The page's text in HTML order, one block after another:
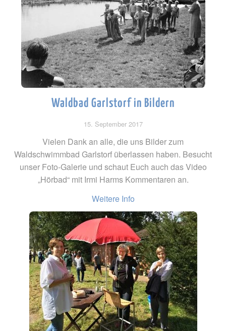
Waldbad Garlstorf in Bildern
15. September 2017
Vielen Dank an alle, die uns Bilder zum
Waldschwimmbad Garlstorf überlassen haben. Besucht
unser Foto-Galerie und schaut Euch auch das Video
„Hörbad“ mit Irmi Harms Kommentaren an.
Weitere Info